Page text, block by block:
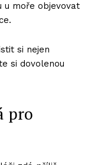
u moře objevovat
si nejen
si dovolenou
pro